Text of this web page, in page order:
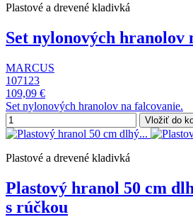
Plastové a drevené kladivká
Set nylonových hranolov
MARCUS
107123
109,09 €
Set nylonových hranolov na falcovanie.
Vložiť do
Plastové a drevené kladivká
Plastový hranol 50 cm
s rúčkou